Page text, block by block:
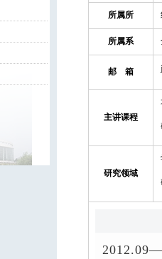
所属所
所属系
邮 箱
主讲课程
研究领域